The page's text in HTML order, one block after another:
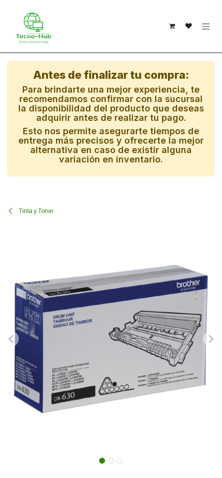
Antes de finalizar tu compra:
Para brindarte una mejor experiencia, te
recomendamos confirmar con la sucursal
la disponibilidad del producto que deseas
adquirir antes de realizar tu pago.
Esto nos permite asegurarte tiempos de
entrega más precisos y ofrecerte la mejor
alternativa en caso de existir alguna
variación en inventario.
Tinta y Toner